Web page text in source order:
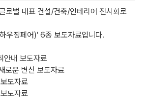
로벌 대표 건설/건축/인테리어 전시회로
우징페어)' 6종 보도자료입니다.
안내 보도자료
로운 변신 보도자료
도자료
도자료